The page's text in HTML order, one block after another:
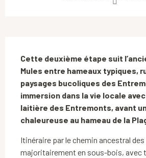
Cette deuxième étape suit
Mules entre hameaux typiques,
paysages bucoliques des
immersion dans la vie locale
laitière des Entremonts, avant
chaleureuse au hameau de la
Itinéraire par le chemin ancestral des
majoritairement en sous-bois, avec